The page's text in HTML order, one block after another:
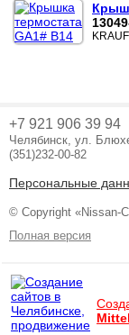
KRAUF
+7 921 906 39 94
Челябинск, ул.
(351)232-00-82
Персональные
© Copyright «Nissan-
Полная версия